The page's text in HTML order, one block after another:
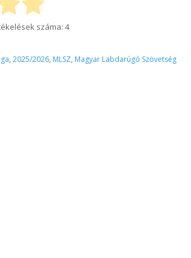
száma: 4
, 2025/2026, MLSZ, Magyar Labdarúgó Szövetség